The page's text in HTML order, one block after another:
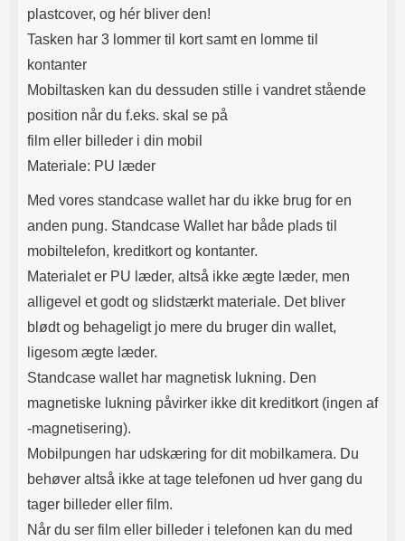
plastcover, og hér bliver den!
Tasken har 3 lommer til kort samt en lomme til
kontanter
Mobiltasken kan du dessuden stille i vandret stående
position når du f.eks. skal se på
film eller billeder i din mobil
Materiale: PU læder
Med vores standcase wallet har du ikke brug for en
anden pung. Standcase Wallet har både plads til
mobiltelefon, kreditkort og kontanter.
Materialet er PU læder, altså ikke ægte læder, men
alligevel et godt og slidstærkt materiale. Det bliver
blødt og behageligt jo mere du bruger din wallet,
ligesom ægte læder.
Standcase wallet har magnetisk lukning. Den
magnetiske lukning påvirker ikke dit kreditkort (ingen af​
-magnetisering).
Mobilpungen har udskæring for dit mobilkamera. Du
behøver altså ikke at tage telefonen ud hver gang du
tager billeder eller film.
Når du ser film eller billeder i telefonen kan du med